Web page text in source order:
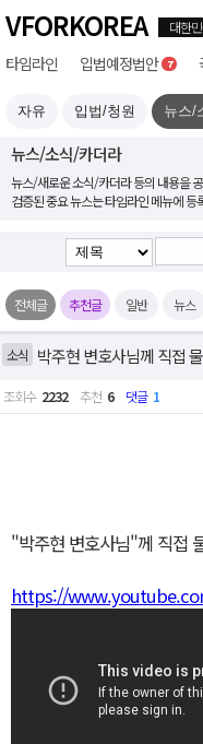
VFORKOREA
타임라인 입법예정 7
자유 입법/청원 뉴스/
뉴스/소식/카더라
뉴스/새로운 소식/카더라 등의 내용을
검증된 중요 뉴스는 타임라인 메뉴에 등
전체글 추천글 일반 뉴스
소식 박주현 변호사님께 직접
조회수 2232 추천 6 댓글 1
"박주현 변호사님"께 직접
https://